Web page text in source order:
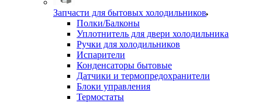
Запчасти для бытовых холодильников
Полки/Балконы
Уплотнитель для двери холодильника
Ручки для холодильников
Испарители
Конденсаторы бытовые
Датчики и термопредохранители
Блоки управления
Термостаты